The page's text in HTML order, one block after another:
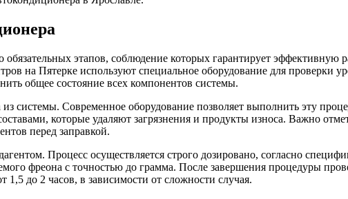
обязательных этапов, соблюдение которых гарантирует эффективную
на Пятерке используют специальное оборудование для проверки
общее состояние всех компонентов системы.
системы. Современное оборудование позволяет выполнить эту
которые удаляют загрязнения и продукты износа. Важно
перед заправкой.
Процесс осуществляется строго дозировано, согласно
фреона с точностью до грамма. После завершения процедуры
1,5 до 2 часов, в зависимости от сложности случая.